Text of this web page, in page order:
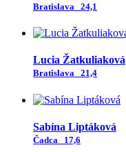
Bratislava 24,1
Lucia Žatkuliaková
Bratislava 21,4
Sabína Liptáková
Čadca 17,6